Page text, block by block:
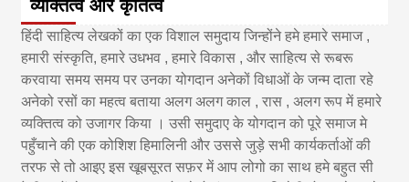
व्यक्तित्व और कृतित्व
हिंदी साहित्य लेखकों का एक विशाल समुदाय जिन्होंने हमे हमारे समाज ,
हमारी संस्कृति, हमारे उधभव , हमारे विकास , और साहित्य से रूबरू
करवाया समय समय पर उनका योगदान अनेकों विधाओं के जन्म दाता रहे
अनेको रसों का महत्व बताया अलग अलग काल , रास , अलग रूप में हमारे
व्यक्तित्व को उजागर किया । उसी समुदाए के योगदान को पूरे समाज मे
पहुँचाने की एक कोशिश हिमालिनी और उससे जुड़े सभी कार्यकर्ताओं की
तरफ से तो आइए इस खूबसूरत सफ़र में आप लोगो का साथ हमे बहुत सी